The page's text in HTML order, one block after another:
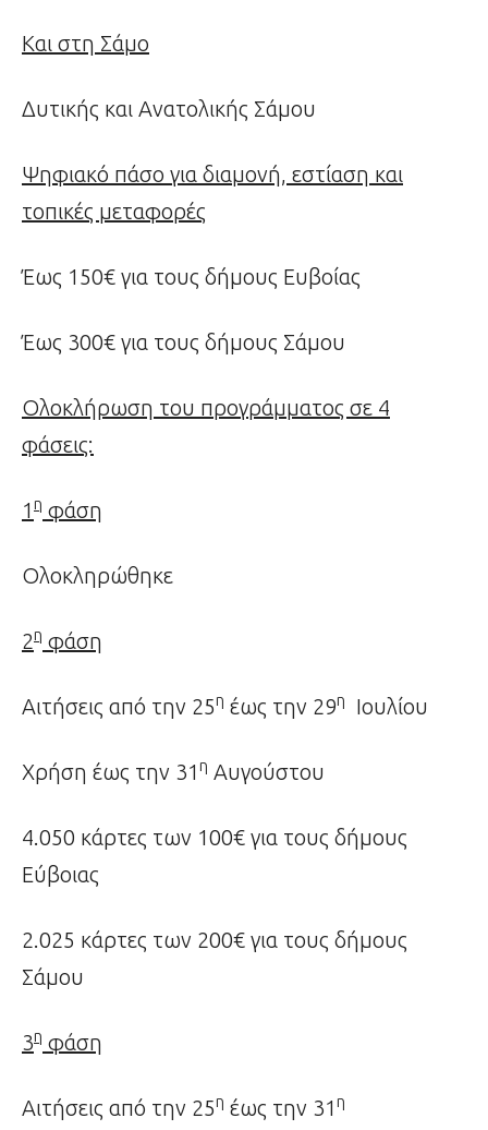
Και στη Σάμο
Δυτικής και Ανατολικής Σάμου
Ψηφιακό πάσο για διαμονή, εστίαση και
τοπικές μεταφορές
Έως 150€ για τους δήμους Ευβοίας
Έως 300€ για τους δήμους Σάμου
Ολοκλήρωση του προγράμματος σε 4
φάσεις:
1 η φάση
Ολοκληρώθηκε
2η φάση
Αιτήσεις από την 25η έως την 29η Ιουλίου
Χρήση έως την 31 η Αυγούστου
4.050 κάρτες των 100€ για τους δήμους
Εύβοιας
2.025 κάρτες των 200€ για τους δήμους
Σάμου
3η φάση
Αιτήσεις από την 25η έως την 31 η